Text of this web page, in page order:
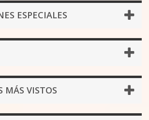
ESPECIALES
MÁS VISTOS